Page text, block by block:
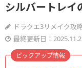
シルバートレイ
ドラクエ3リメイク攻
最終更新日：
ピックアップ情報